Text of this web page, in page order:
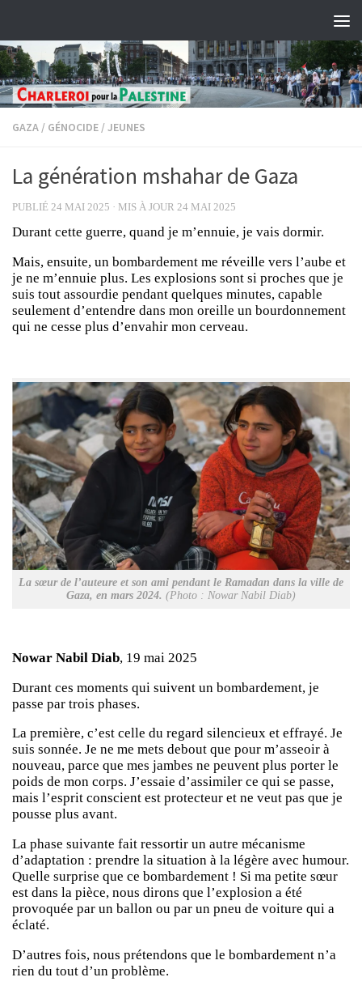
GAZA / GÉNOCIDE /JEUNES
La génération mshahar de Gaza
PUBLIÉ 24 MAI 2025 · MIS À JOUR 24 MAI 2025
Durant cette guerre, quand je m’ennuie, je vais dormir.
Mais, ensuite, un bombardement me réveille vers l’aube et
je ne m’ennuie plus. Les explosions sont si proches que je
suis tout assourdie pendant quelques minutes, capable
seulement d’entendre dans mon oreille un bourdonnement
qui ne cesse plus d’envahir mon cerveau.
La sœur de l’auteure et son ami pendant le Ramadan dans la ville de
Gaza, en mars 2024. (Photo : Nowar Nabil Diab)
Nowar Nabil Diab, 19 mai 2025
Durant ces moments qui suivent un bombardement, je
passe par trois phases.
La première, c’est celle du regard silencieux et effrayé. Je
suis sonnée. Je ne me mets debout que pour m’asseoir à
nouveau, parce que mes jambes ne peuvent plus porter le
poids de mon corps. J’essaie d’assimiler ce qui se passe,
mais l’esprit conscient est protecteur et ne veut pas que je
pousse plus avant.
La phase suivante fait ressortir un autre mécanisme
d’adaptation : prendre la situation à la légère avec humour.
Quelle surprise que ce bombardement ! Si ma petite sœur
est dans la pièce, nous dirons que l’explosion a été
provoquée par un ballon ou par un pneu de voiture qui a
éclaté.
D’autres fois, nous prétendons que le bombardement n’a
rien du tout d’un problème.